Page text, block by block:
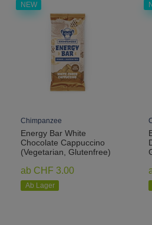
NEW
Chimpanzee
Energy Bar White
Chocolate Cappuccino
(Vegetarian, Glutenfree)
ab CHF 3.00
Ab Lager